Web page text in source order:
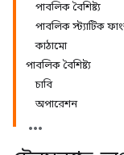
পাবলিক বৈশিষ্ট্য
পাবলিক স্ট্যাটিক
কাঠামো
পাবলিক বৈশিষ্ট্য
চাবি
অপারেশন